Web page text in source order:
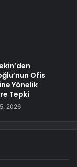
Ofis
Yönelik
Tepki
2026